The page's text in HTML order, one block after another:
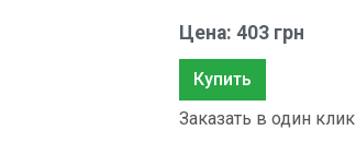
Цена: 403 грн
Купить
Заказать в один клик